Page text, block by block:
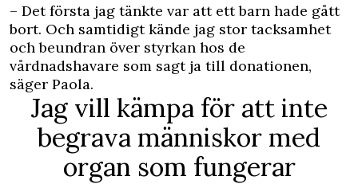
– Det första jag tänkte var att ett barn hade gått
bort. Och samtidigt kände jag stor tacksamhet
och beundran över styrkan hos de
vårdnadshavare som sagt ja till donationen,
säger Paola.
Jag vill kämpa för att inte
begrava människor med
organ som fungerar